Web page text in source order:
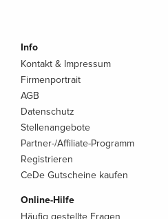
Info
Kontakt & Impressum
Firmenportrait
AGB
Datenschutz
Stellenangebote
Partner-/Affiliate-Programm
Registrieren
CeDe Gutscheine kaufen
Online-Hilfe